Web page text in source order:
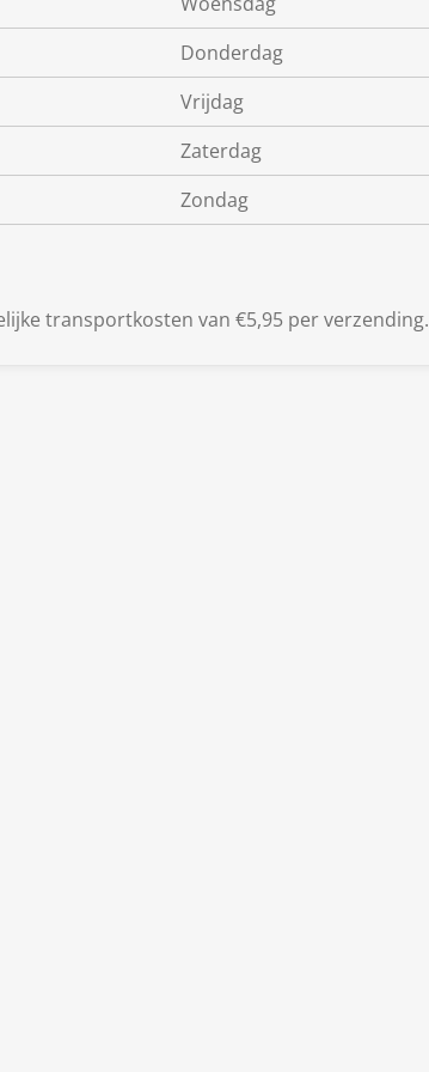
Donderdag
Vrijdag
Zaterdag
Zondag
transportkosten van €5,95 per verzending.